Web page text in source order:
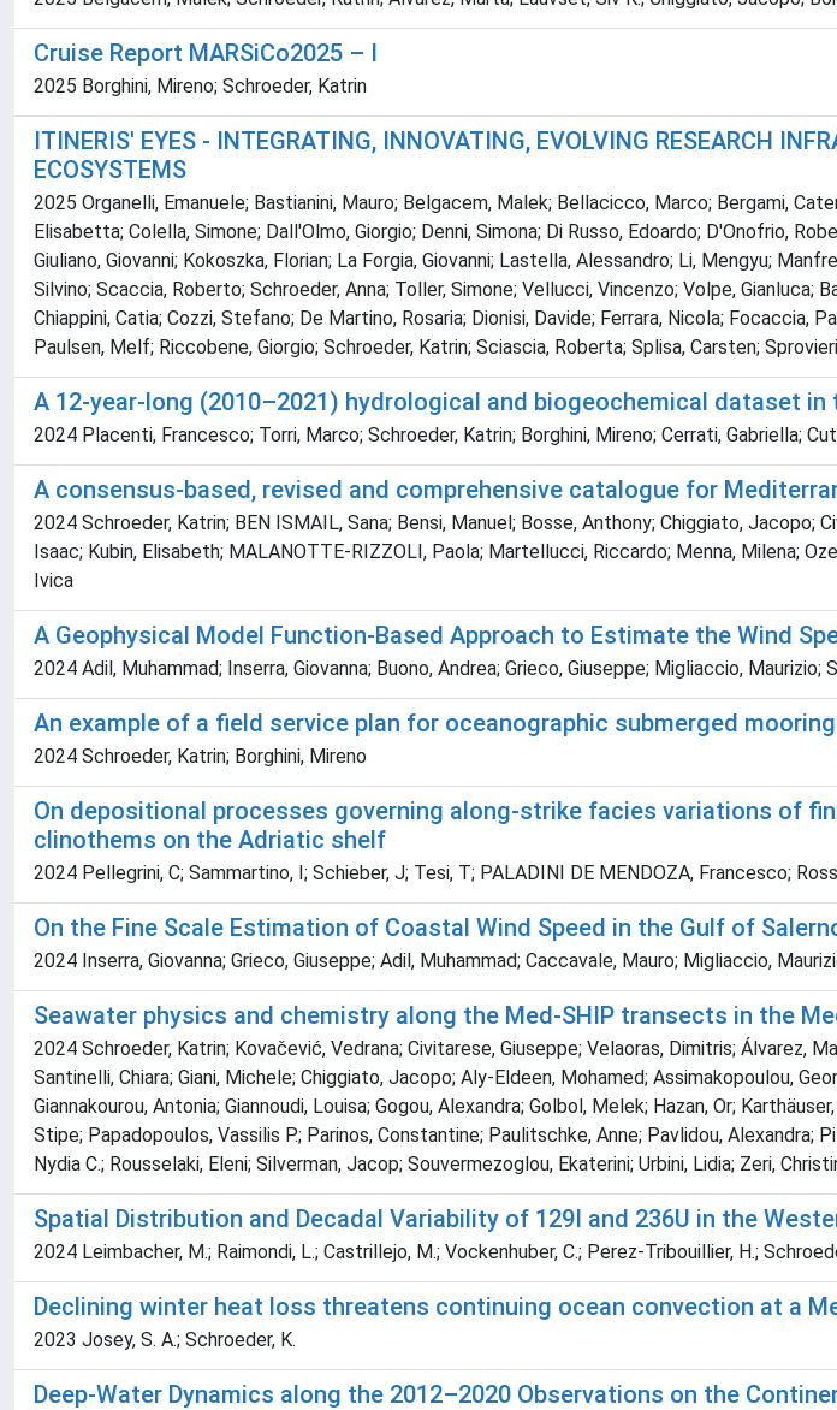
Cruise Report MARSiCo2025 – I
2025 Borghini, Mireno; Schroeder, Katrin
ITINERIS' EYES - INTEGRATING, INNOVATING, EVOLVING RESEARCH
ECOSYSTEMS
2025 Organelli, Emanuele; Bastianini, Mauro; Belgacem, Malek; Bellacicco, Marco; Bergami,
Elisabetta; Colella, Simone; Dall'Olmo, Giorgio; Denni, Simona; Di Russo, Edoardo; D'Onofrio,
Giuliano, Giovanni; Kokoszka, Florian; La Forgia, Giovanni; Lastella, Alessandro; Li, Mengyu;
Silvino; Scaccia, Roberto; Schroeder, Anna; Toller, Simone; Vellucci, Vincenzo; Volpe, Gianluca;
Chiappini, Catia; Cozzi, Stefano; De Martino, Rosaria; Dionisi, Davide; Ferrara, Nicola; Focaccia,
Paulsen, Melf; Riccobene, Giorgio; Schroeder, Katrin; Sciascia, Roberta; Splisa, Carsten;
A 12-year-long (2010–2021) hydrological and biogeochemical dataset in
2024 Placenti, Francesco; Torri, Marco; Schroeder, Katrin; Borghini, Mireno; Cerrati, Gabriella;
A consensus-based, revised and comprehensive catalogue for
2024 Schroeder, Katrin; BEN ISMAIL, Sana; Bensi, Manuel; Bosse, Anthony; Chiggiato, Jacopo;
Isaac; Kubin, Elisabeth; MALANOTTE-RIZZOLI, Paola; Martellucci, Riccardo; Menna, Milena;
Ivica
A Geophysical Model Function-Based Approach to Estimate the Wind
2024 Adil, Muhammad; Inserra, Giovanna; Buono, Andrea; Grieco, Giuseppe; Migliaccio, Maurizio;
An example of a field service plan for oceanographic submerged
2024 Schroeder, Katrin; Borghini, Mireno
On depositional processes governing along-strike facies variations of
clinothems on the Adriatic shelf
2024 Pellegrini, C; Sammartino, I; Schieber, J; Tesi, T; PALADINI DE MENDOZA, Francesco;
On the Fine Scale Estimation of Coastal Wind Speed in the Gulf of
2024 Inserra, Giovanna; Grieco, Giuseppe; Adil, Muhammad; Caccavale, Mauro; Migliaccio,
Seawater physics and chemistry along the Med-SHIP transects in the
2024 Schroeder, Katrin; Kovačević, Vedrana; Civitarese, Giuseppe; Velaoras, Dimitris; Álvarez,
Santinelli, Chiara; Giani, Michele; Chiggiato, Jacopo; Aly-Eldeen, Mohamed; Assimakopoulou,
Giannakourou, Antonia; Giannoudi, Louisa; Gogou, Alexandra; Golbol, Melek; Hazan, Or;
Stipe; Papadopoulos, Vassilis P.; Parinos, Constantine; Paulitschke, Anne; Pavlidou, Alexandra;
Nydia C.; Rousselaki, Eleni; Silverman, Jacop; Souvermezoglou, Ekaterini; Urbini, Lidia; Zeri,
Spatial Distribution and Decadal Variability of 129I and 236U in the
2024 Leimbacher, M.; Raimondi, L.; Castrillejo, M.; Vockenhuber, C.; Perez-Tribouillier, H.;
Declining winter heat loss threatens continuing ocean convection at a
2023 Josey, S. A.; Schroeder, K.
Deep-Water Dynamics along the 2012–2020 Observations on the